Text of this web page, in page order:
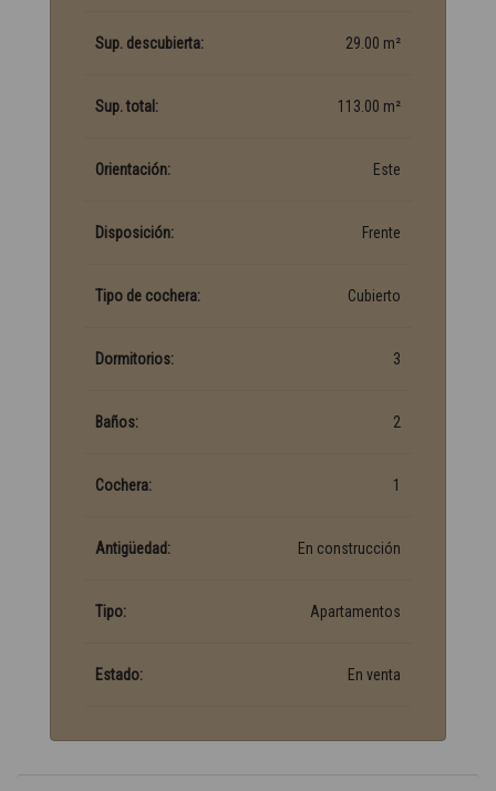
Sup. descubierta: 29.00 m²
Sup. total: 113.00 m²
Orientación: Este
Disposición: Frente
Tipo de cochera: Cubierto
Dormitorios: 3
Baños: 2
Cochera: 1
Antigüedad: En construcción
Tipo: Apartamentos
Estado: En venta